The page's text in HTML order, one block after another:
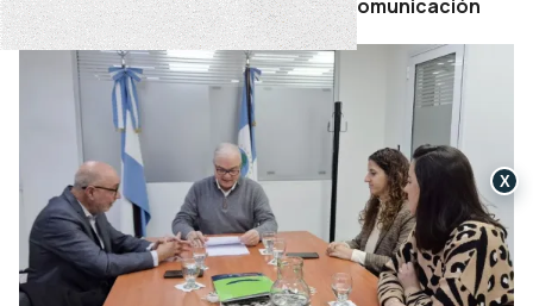
Por Secretaría de Prensa y Comunicación
X